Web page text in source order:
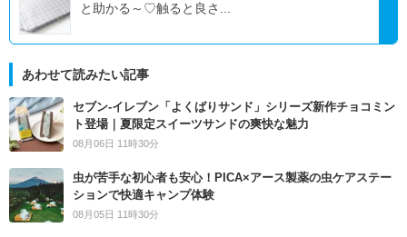
と助かる～♡触ると良さ...
あわせて読みたい記事
セブン‐イレブン「よくばりサンド」シリーズ新作チョコミン
ト登場｜夏限定スイーツサンドの爽快な魅力
08月06日 11時30分
虫が苦手な初心者も安心！PICA×アース製薬の虫ケアステー
ションで快適キャンプ体験
08月05日 11時30分